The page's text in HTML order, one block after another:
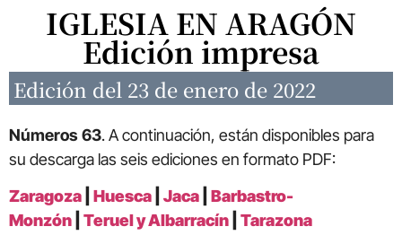
IGLESIA EN ARAGÓN
Edición impresa
Edición del 23 de enero de 2022
Números 63. A continuación, están disponibles para
su descarga las seis ediciones en formato PDF:
Zaragoza Huesca Jaca
Barbastro-
Monzón
Teruel y Albarracín
Tarazona